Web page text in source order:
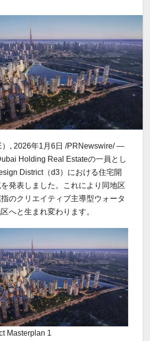
, 2026年1月6日 /PRNewswire/ —
Holding Real Estateの一員とし
District（d3）における住宅開
発表しました。これにより同地区
のクリエイティブ主導型ウォータ
へと生まれ変わります。
Masterplan 1